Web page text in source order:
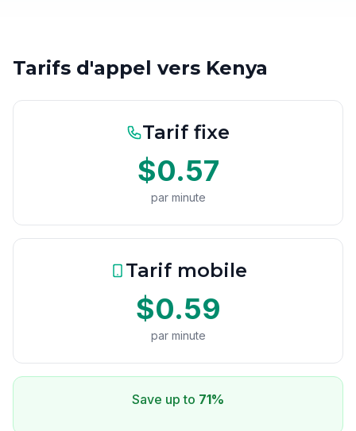
Tarifs d'appel vers Kenya
Tarif fixe
$0.57
par minute
Tarif mobile
$0.59
par minute
Save up to 71%